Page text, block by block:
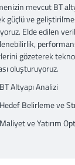
mevcut BT
güçlü ve
Elde edilen
gözeterek
oluşturuyoruz.
BT Altyapı Analizi
Hedef Belirleme ve
Maliyet ve Yatırım